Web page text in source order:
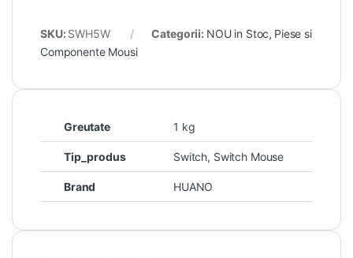
SKU: SWH5W Categorii: NOU in Stoc, Piese si
Componente Mousi
Greutate 1 kg
Tip_produs Switch, Switch Mouse
Brand HUANO